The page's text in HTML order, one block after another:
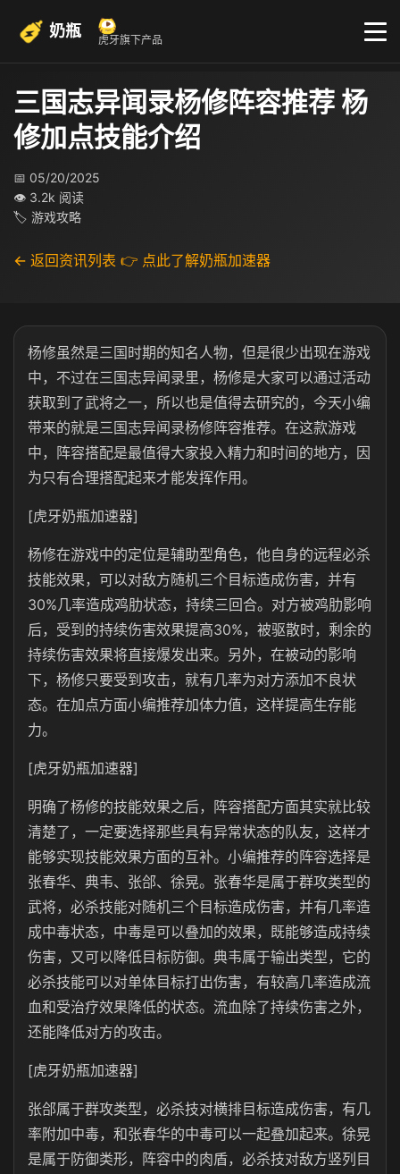
奶瓶 虎牙旗下产品
三国志异闻录杨修阵容推荐 杨
修加点技能介绍
📅 05/20/2025
👁 3.2k 阅读
🏷 游戏攻略
← 返回资讯列表 👉 点此了解奶瓶加速器
杨修虽然是三国时期的知名人物，但是很少出现在游戏
中，不过在三国志异闻录里，杨修是大家可以通过活动
获取到了武将之一，所以也是值得去研究的，今天小编
带来的就是三国志异闻录杨修阵容推荐。在这款游戏
中，阵容搭配是最值得大家投入精力和时间的地方，因
为只有合理搭配起来才能发挥作用。
[虎牙奶瓶加速器]
杨修在游戏中的定位是辅助型角色，他自身的远程必杀
技能效果，可以对敌方随机三个目标造成伤害，并有
30%几率造成鸡肋状态，持续三回合。对方被鸡肋影响
后，受到的持续伤害效果提高30%，被驱散时，剩余的
持续伤害效果将直接爆发出来。另外，在被动的影响
下，杨修只要受到攻击，就有几率为对方添加不良状
态。在加点方面小编推荐加体力值，这样提高生存能
力。
[虎牙奶瓶加速器]
明确了杨修的技能效果之后，阵容搭配方面其实就比较
清楚了，一定要选择那些具有异常状态的队友，这样才
能够实现技能效果方面的互补。小编推荐的阵容选择是
张春华、典韦、张郃、徐晃。张春华是属于群攻类型的
武将，必杀技能对随机三个目标造成伤害，并有几率造
成中毒状态，中毒是可以叠加的效果，既能够造成持续
伤害，又可以降低目标防御。典韦属于输出类型，它的
必杀技能可以对单体目标打出伤害，有较高几率造成流
血和受治疗效果降低的状态。流血除了持续伤害之外，
还能降低对方的攻击。
[虎牙奶瓶加速器]
张郃属于群攻类型，必杀技对横排目标造成伤害，有几
率附加中毒，和张春华的中毒可以一起叠加起来。徐晃
是属于防御类形，阵容中的肉盾，必杀技对敌方竖列目